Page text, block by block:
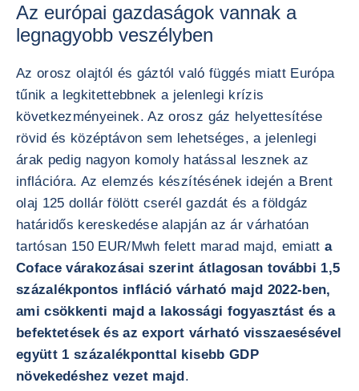
Az európai gazdaságok vannak a
legnagyobb veszélyben
Az orosz olajtól és gáztól való függés miatt Európa
tűnik a legkitettebbnek a jelenlegi krízis
következményeinek. Az orosz gáz helyettesítése
rövid és középtávon sem lehetséges, a jelenlegi
árak pedig nagyon komoly hatással lesznek az
inflációra. Az elemzés készítésének idején a Brent
olaj 125 dollár fölött cserél gazdát és a földgáz
határidős kereskedése alapján az ár várhatóan
tartósan 150 EUR/Mwh felett marad majd, emiatt a
Coface várakozásai szerint átlagosan további 1,5
százalékpontos infláció várható majd 2022-ben,
ami csökkenti majd a lakossági fogyasztást és a
befektetések és az export várható visszaesésével
együtt 1 százalékponttal kisebb GDP
növekedéshez vezet majd.